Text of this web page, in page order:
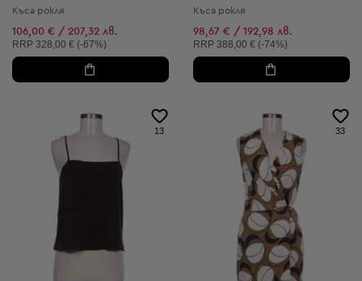
Къса рокля
106,00 € / 207,32 лв.
Препоръчителна цена:
RRP 328,00 € (-67%)
Къса рокля
98,67 € / 192,98 лв.
Препоръчителна цена:
RRP 388,00 € (-74%)
13 33